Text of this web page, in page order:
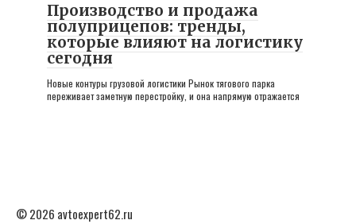
Производство и продажа
полуприцепов: тренды,
которые влияют на логистику
сегодня
Новые контуры грузовой логистики Рынок тягового парка
переживает заметную перестройку, и она напрямую отражается
© 2026 avtoexpert62.ru